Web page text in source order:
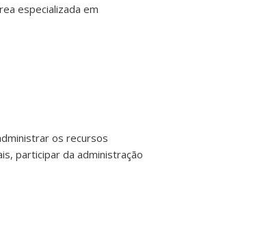
especializada em
os recursos
participar da administração